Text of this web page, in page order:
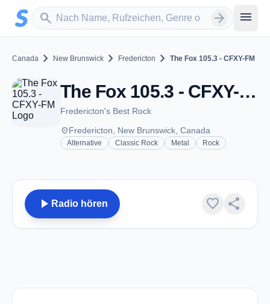
Zum Hauptinhalt springen
search
Sender suchen arrow_forward menu
Canada chevron_right New Brunswick chevron_right Fredericton chevron_right The Fox 105.3 - CFXY-FM
The Fox 105.3 - CFXY-FM - FM 105.3 - Fredericton, NB
Fredericton's Best Rock
placeFredericton, New Brunswick, Canada
Alternative Classic Rock Metal Rock
play_arrow Radio hören favorite share